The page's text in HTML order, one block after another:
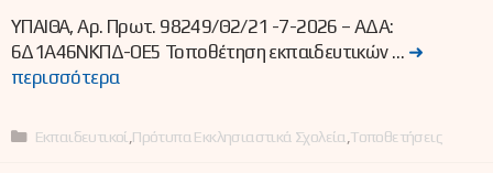
ΥΠΑΙΘΑ, Αρ. Πρωτ. 98249/Θ2/21 -7-2026 – ΑΔΑ:
6Δ1Α46ΝΚΠΔ-ΟΕ5 Τοποθέτηση εκπαιδευτικών … ➜
περισσότερα
Κατηγορίες
Εκπαιδευτικοί Πρότυπα Εκκλησιαστικά Σχολεία Τοποθετήσεις